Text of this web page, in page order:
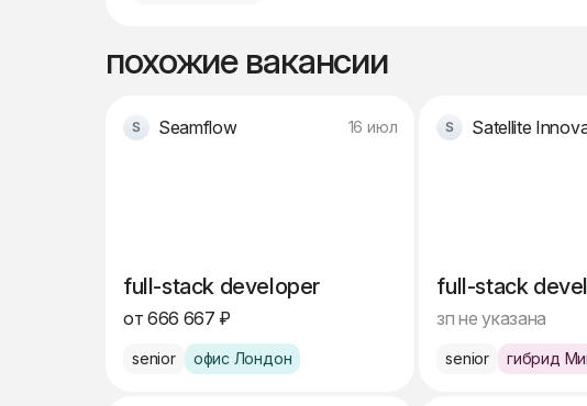
похожие вакансии
Seamflow 16 июл
full-stack developer
от 666 667 ₽
senior офис Лондон
Satellite
full-stack
зп не указана
senior гибрид